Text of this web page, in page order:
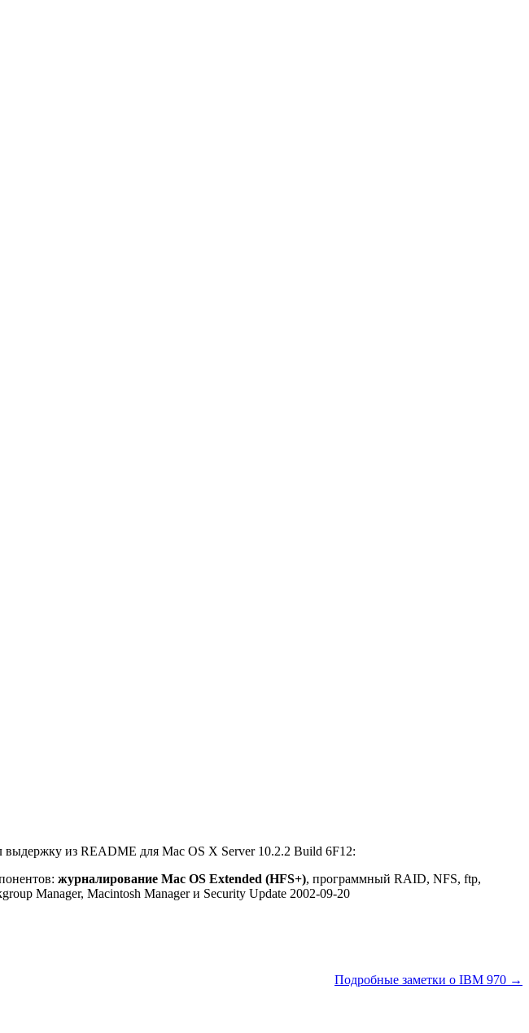
выдержку из README для Mac OS X Server 10.2.2 Build 6F12:
журналирование Mac OS Extended (HFS+), программный RAID, NFS, ftp,
Manager, Macintosh Manager и Security Update 2002-09-20
Подробные заметки о IBM 970 →